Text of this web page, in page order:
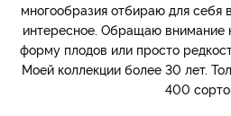
многообразия отбираю для себя
интересное. Обращаю внимание
форму плодов или просто
Моей коллекции более 30 лет.
400